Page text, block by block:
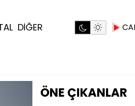
DİĞER
ÖNE ÇIKANLAR